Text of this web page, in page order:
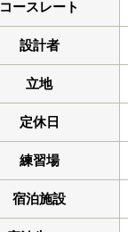
コースレート
設計者
立地
定休日
練習場
宿泊施設